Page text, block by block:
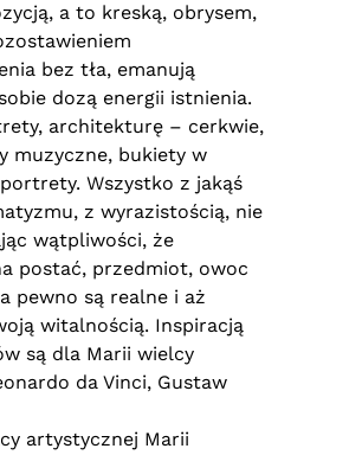
a to kreską, obrysem,
bez tła, emanują
dozą energii istnienia.
architekturę – cerkwie,
muzyczne, bukiety w
Wszystko z jakąś
z wyrazistością, nie
wątpliwości, że
postać, przedmiot, owoc
pewno są realne i aż
witalnością. Inspiracją
są dla Marii wielcy
da Vinci, Gustaw
artystycznej Marii